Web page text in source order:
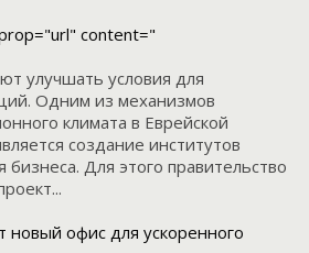
content="
улучшать условия для
Одним из механизмов
климата в Еврейской
создание институтов
Для этого правительство